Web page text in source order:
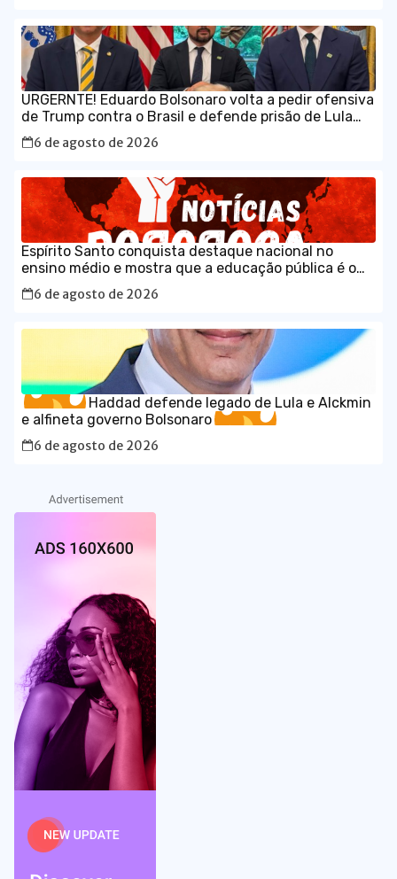
URGERNTE! Eduardo Bolsonaro volta a pedir ofensiva
de Trump contra o Brasil e defende prisão de Lula
em vídeo em inglês
6 de agosto de 2026
Espírito Santo conquista destaque nacional no
ensino médio e mostra que a educação pública é o
caminho para o desenvolvimento do Brasil
6 de agosto de 2026
Haddad defende legado de Lula e Alckmin
e alfineta governo Bolsonaro
6 de agosto de 2026